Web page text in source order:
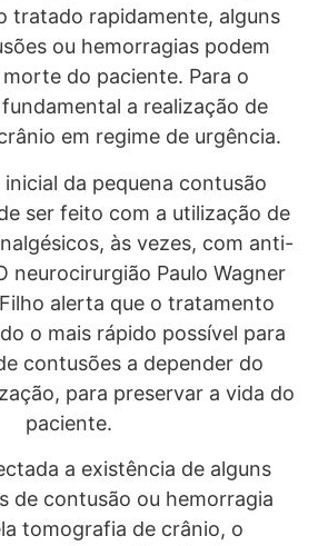
tratado rapidamente, alguns
ou hemorragias podem
do paciente. Para o
a realização de
em regime de urgência.
da pequena contusão
ser feito com a utilização de
às vezes, com anti-
neurocirurgião Paulo Wagner
alerta que o tratamento
o mais rápido possível para
contusões a depender do
para preservar a vida do
paciente.
a existência de alguns
de contusão ou hemorragia
tomografia de crânio, o